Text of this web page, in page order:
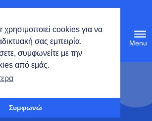
cookies για να
σας εμπειρία.
συμφωνείτε με την
από εμάς.
Συμφωνώ